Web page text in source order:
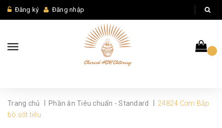
Đăng ký Đăng nhập
Trang chủ Phần ăn Tiêu chuẩn - Standard
24824 Cơm Bắp
bò sốt tiêu